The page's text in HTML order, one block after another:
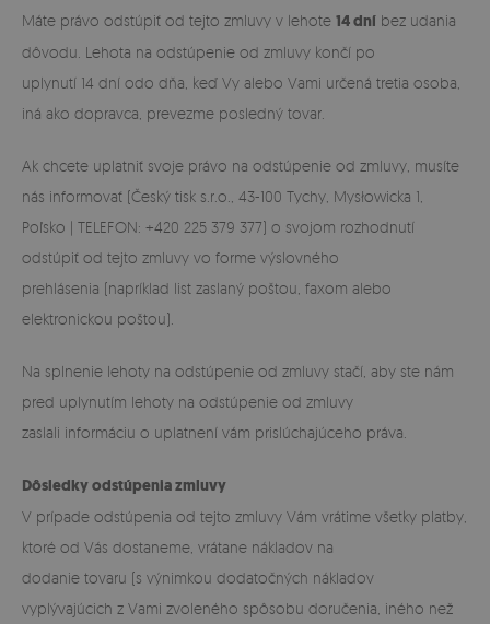
Máte právo odstúpiť od tejto zmluvy v lehote 14 dní bez udania
dôvodu. Lehota na odstúpenie od zmluvy končí po
uplynutí 14 dní odo dňa, keď Vy alebo Vami určená tretia osoba,
iná ako dopravca, prevezme posledný tovar.
Ak chcete uplatniť svoje právo na odstúpenie od zmluvy, musíte
nás informovať (Český tisk s.r.o., 43-100 Tychy, Mysłowicka 1,
Poľsko | TELEFON: +420 225 379 377) o svojom rozhodnutí
odstúpiť od tejto zmluvy vo forme výslovného
prehlásenia (napríklad list zaslaný poštou, faxom alebo
elektronickou poštou).
Na splnenie lehoty na odstúpenie od zmluvy stačí, aby ste nám
pred uplynutím lehoty na odstúpenie od zmluvy
zaslali informáciu o uplatnení vám prislúchajúceho práva.
Dôsledky odstúpenia zmluvy
V prípade odstúpenia od tejto zmluvy Vám vrátime všetky platby,
ktoré od Vás dostaneme, vrátane nákladov na
dodanie tovaru (s výnimkou dodatočných nákladov
vyplývajúcich z Vami zvoleného spôsobu doručenia, iného než